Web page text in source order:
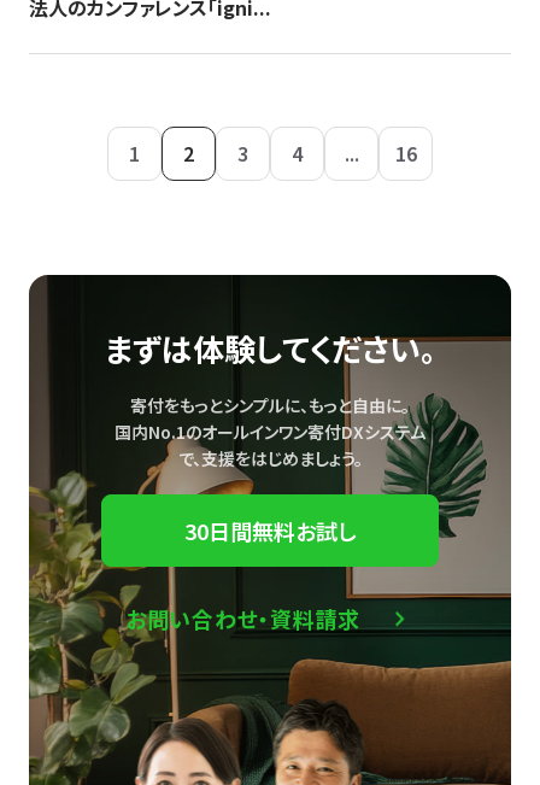
法人のカンファレンス「igni...
1 2 3 4 ... 16
まずは体験してください。
寄付をもっとシンプルに、もっと自由に。
国内No.1のオールインワン寄付DXシステム
で、支援をはじめましょう。
30日間無料お試し
お問い合わせ・資料請求